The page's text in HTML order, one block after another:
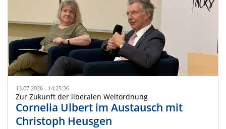
13.07.2026 - 14:25:36
Zur Zukunft der liberalen Weltordnung
Cornelia Ulbert im Austausch mit
Christoph Heusgen